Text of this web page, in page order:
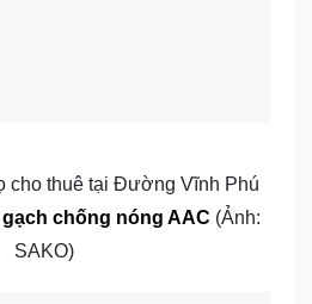
cho thuê tại Đường Vĩnh Phú
gạch chống nóng AAC (Ảnh:
SAKO)